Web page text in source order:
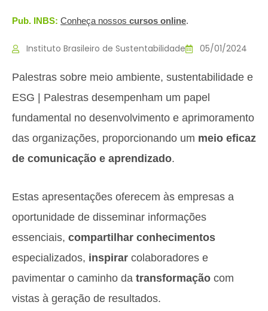
Pub. INBS: Conheça nossos cursos online.
Instituto Brasileiro de Sustentabilidade 05/01/2024
Palestras sobre meio ambiente, sustentabilidade e
ESG | Palestras desempenham um papel
fundamental no desenvolvimento e aprimoramento
das organizações, proporcionando um meio eficaz
de comunicação e aprendizado.
Estas apresentações oferecem às empresas a
oportunidade de disseminar informações
essenciais, compartilhar conhecimentos
especializados, inspirar colaboradores e
pavimentar o caminho da transformação com
vistas à geração de resultados.